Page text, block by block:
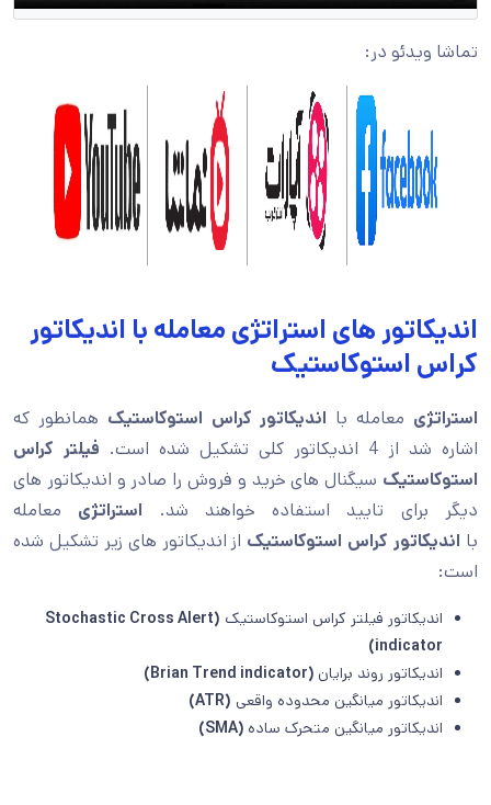
تماشا ویدئو در:
اندیکاتور های استراتژی معامله با اندیکاتور
کراس استوکاستیک
استراتژی معامله با اندیکاتور کراس استوکاستیک همانطور که
اشاره شد از 4 اندیکاتور کلی تشکیل شده است.
فیلتر کراس
استوکاستیک سیگنال های خرید و فروش را صادر و اندیکاتور های
دیگر برای تایید استفاده خواهند شد. استراتژی معامله
با اندیکاتور کراس استوکاستیک از اندیکاتور های زیر تشکیل شده
است:
اندیکاتور فیلتر کراس استوکاستیک (Stochastic Cross Alert
indicator)
اندیکاتور روند برایان (Brian Trend indicator)
اندیکاتور میانگین محدوده واقعی (ATR)
اندیکاتور میانگین متحرک ساده (SMA)